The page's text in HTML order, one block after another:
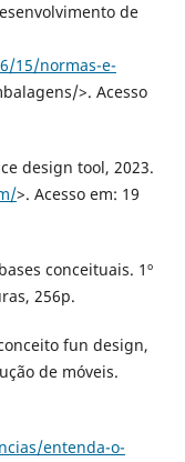
de
15/normas-e-
>. Acesso
design tool, 2023.
>. Acesso em: 19
conceituais. 1º
256p.
fun design,
de móveis.
entenda-o-